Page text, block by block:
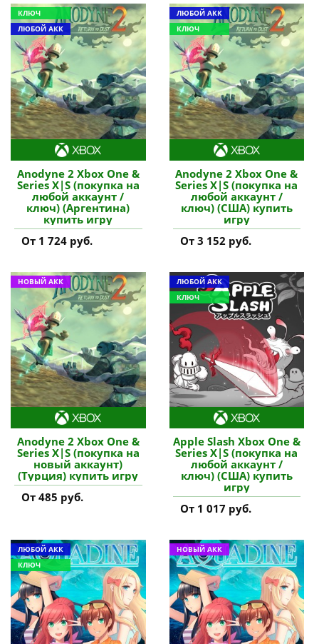
КЛЮЧ
ЛЮБОЙ АКК
Anodyne 2 Xbox One &
Series X|S (покупка на
любой аккаунт /
ключ) (Аргентина)
купить игру
От 1 724 руб.
ЛЮБОЙ АКК
КЛЮЧ
Anodyne 2 Xbox One &
Series X|S (покупка на
любой аккаунт /
ключ) (США) купить
игру
От 3 152 руб.
НОВЫЙ АКК
Anodyne 2 Xbox One &
Series X|S (покупка на
новый аккаунт)
(Турция) купить игру
От 485 руб.
ЛЮБОЙ АКК
КЛЮЧ
Apple Slash Xbox One &
Series X|S (покупка на
любой аккаунт /
ключ) (США) купить
игру
От 1 017 руб.
ЛЮБОЙ АКК
КЛЮЧ
НОВЫЙ АКК